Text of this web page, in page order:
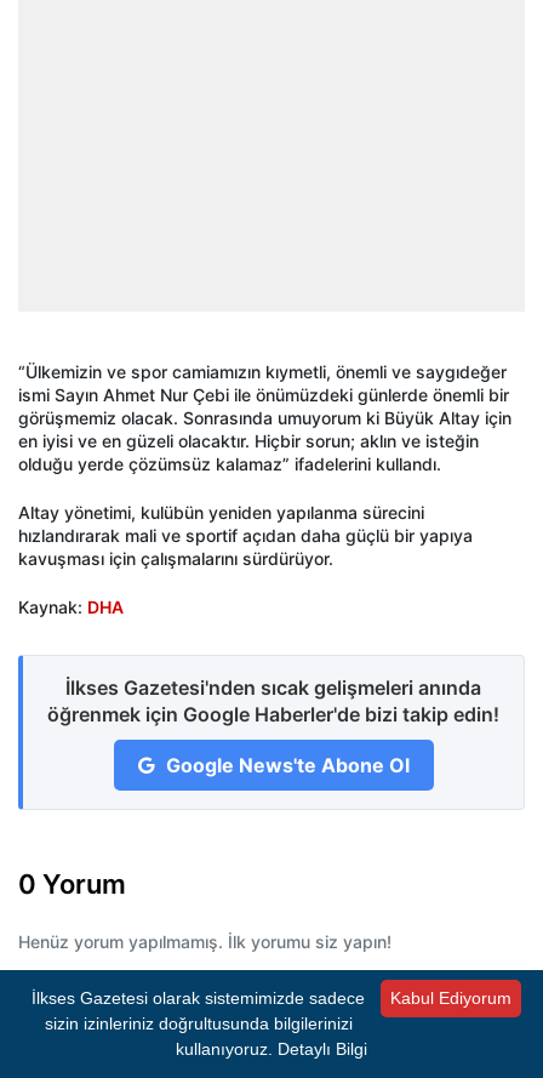
“Ülkemizin ve spor camiamızın kıymetli, önemli ve saygıdeğer
ismi Sayın Ahmet Nur Çebi ile önümüzdeki günlerde önemli bir
görüşmemiz olacak. Sonrasında umuyorum ki Büyük Altay için
en iyisi ve en güzeli olacaktır. Hiçbir sorun; aklın ve isteğin
olduğu yerde çözümsüz kalamaz” ifadelerini kullandı.
Altay yönetimi, kulübün yeniden yapılanma sürecini
hızlandırarak mali ve sportif açıdan daha güçlü bir yapıya
kavuşması için çalışmalarını sürdürüyor.
Kaynak: DHA
İlkses Gazetesi'nden sıcak gelişmeleri anında
öğrenmek için Google Haberler'de bizi takip edin!
Google News'te Abone Ol
0 Yorum
Henüz yorum yapılmamış. İlk yorumu siz yapın!
Bir Yorum Bırakın
Kabul Ediyorum
İlkses Gazetesi olarak sistemimizde sadece
sizin izinleriniz doğrultusunda bilgilerinizi
kullanıyoruz. Detaylı Bilgi